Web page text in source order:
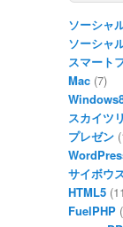
ソーシャ
ソーシャ
スマート
Mac (7)
スカイツ
プレゼン
サイボウ
HTML5
FuelPHP